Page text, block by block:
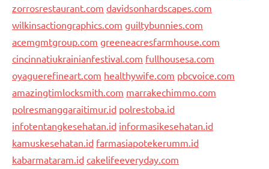
zorrosrestaurant.com davidsonhardscapes.com
wilkinsactiongraphics.com guiltybunnies.com
acemgmtgroup.com greeneacresfarmhouse.com
cincinnatiukrainianfestival.com fullhousesa.com
oyaguerefineart.com healthywife.com pbcvoice.com
amazingtimlocksmith.com marrakechimmo.com
polresmanggaraitimur.id polrestoba.id
infotentangkesehatan.id informasikesehatan.id
kamuskesehatan.id farmasiapotekerumm.id
kabarmataram.id cakelifeeveryday.com